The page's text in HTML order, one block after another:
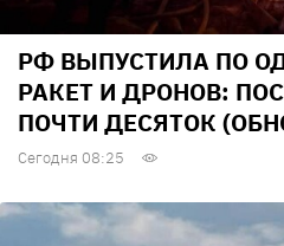
РФ ВЫПУСТИЛА ПО
РАКЕТ И ДРОНОВ:
ПОЧТИ ДЕСЯТОК
Сегодня 08:25